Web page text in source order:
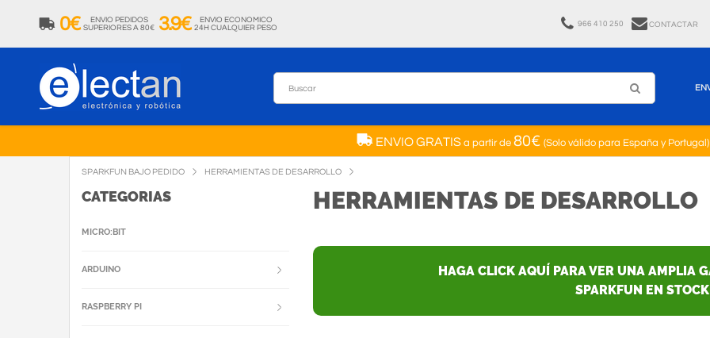
0€
ENVIO PEDIDOS
SUPERIORES A 80€ 3.9€
ENVIO ECONOMICO
24H CUALQUIER PESO
966 410 250 CONTACTAR
ENVIO GRATISa partir de 80€ (Solo válido para España y Portugal)
SPARKFUN BAJO PEDIDO HERRAMIENTAS DE DESARROLLO
HERRAMIENTAS DE DESARROLLO
HAGA CLICK AQUÍ PARA VER UNA AMPLIA
SPARKFUN EN
CATEGORIAS
MICRO:BIT
ARDUINO
RASPBERRY PI